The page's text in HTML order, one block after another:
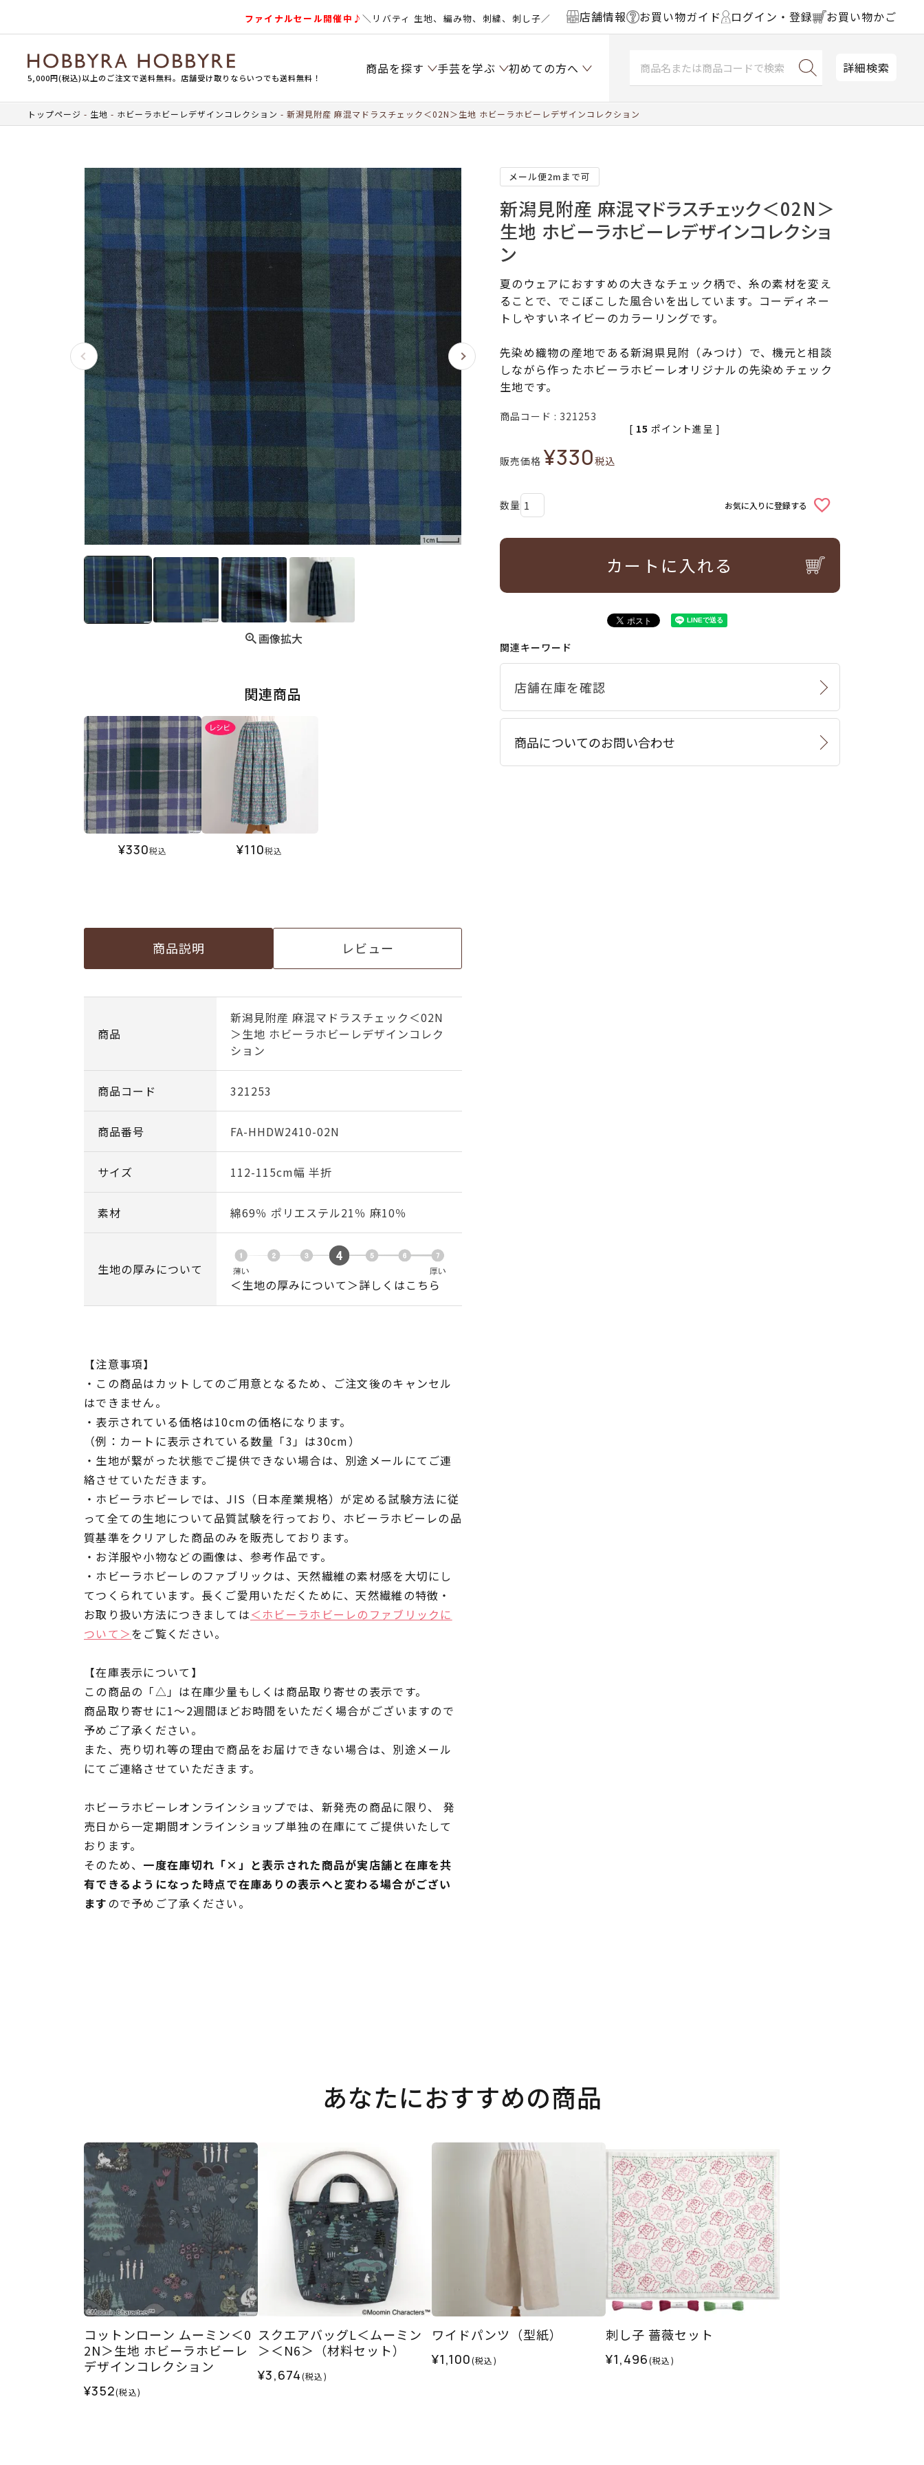
ファイナルセール開催中♪＼リバティ 生地、編み物、刺繍、刺し子／ 店舗情報 お買い物ガイド ログイン・登録 お買い物かご
5,000円(税込)以上のご注文で送料無料。店舗受け取りならいつでも送料無料！
商品を探す 手芸を学ぶ 初めての方へ 詳細検索
トップページ 生地 ホビーラホビーレデザインコレクション 新潟見附産 麻混マドラスチェック＜02N＞生地 ホビーラホビーレデザインコレクション
画像拡大
関連商品
¥330税込 ¥110税込
商品説明 レビュー
商品
新潟見附産 麻混マドラスチェック＜02N
＞生地 ホビーラホビーレデザインコレク
ション
商品コード 321253
商品番号 FA-HHDW2410-02N
サイズ 112-115cm幅 半折
素材 綿69％ ポリエステル21％ 麻10％
生地の厚みについて
＜生地の厚みについて＞詳しくはこちら
【注意事項】
・この商品はカットしてのご用意となるため、ご注文後のキャンセル
はできません。
・表示されている価格は10cmの価格になります。
（例：カートに表示されている数量「3」は30cm）
・生地が繋がった状態でご提供できない場合は、別途メールにてご連
絡させていただきます。
・ホビーラホビーレでは、JIS（日本産業規格）が定める試験方法に従
って全ての生地について品質試験を行っており、ホビーラホビーレの品
質基準をクリアした商品のみを販売しております。
・お洋服や小物などの画像は、参考作品です。
・ホビーラホビーレのファブリックは、天然繊維の素材感を大切にし
てつくられています。長くご愛用いただくために、天然繊維の特徴・
お取り扱い方法につきましては＜ホビーラホビーレのファブリックに
ついて＞をご覧ください。
【在庫表示について】
この商品の「△」は在庫少量もしくは商品取り寄せの表示です。
商品取り寄せに1～2週間ほどお時間をいただく場合がございますので
予めご了承ください。
また、売り切れ等の理由で商品をお届けできない場合は、別途メール
にてご連絡させていただきます。
ホビーラホビーレオンラインショップでは、新発売の商品に限り、 発
売日から一定期間オンラインショップ単独の在庫にてご提供いたして
おります。
そのため、 一度在庫切れ「×」と表示された商品が実店舗と在庫を共
有できるようになった時点で在庫ありの表示へと変わる場合がござい
ますので予めご了承ください。
メール便2mまで可
新潟見附産 麻混マドラスチェック＜02N＞
生地 ホビーラホビーレデザインコレクショ
ン
夏のウェアにおすすめの大きなチェック柄で、糸の素材を変え
ることで、でこぼこした風合いを出しています。コーディネー
トしやすいネイビーのカラーリングです。
先染め織物の産地である新潟県見附（みつけ）で、機元と相談
しながら作ったホビーラホビーレオリジナルの先染めチェック
生地です。
商品コード 321253
販売価格 ¥330税込
[ 15 ポイント進呈 ]
お気に入りに登録する
カートに入れる
関連キーワード
商品についてのお問い合わせ
あなたにおすすめの商品
コットンローン ムーミン＜0
2N＞生地 ホビーラホビーレ
デザインコレクション
¥352(税込)
スクエアバッグL＜ムーミン
＞＜N6＞（材料セット）
¥3,674(税込)
ワイドパンツ（型紙）
¥1,100(税込)
刺し子 薔薇セット
¥1,496(税込)